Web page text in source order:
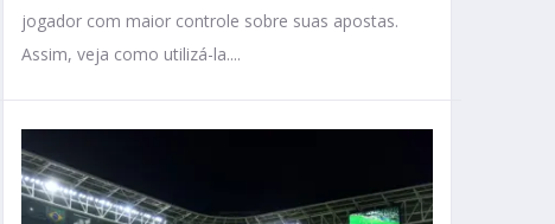
jogador com maior controle sobre suas apostas.
Assim, veja como utilizá-la....